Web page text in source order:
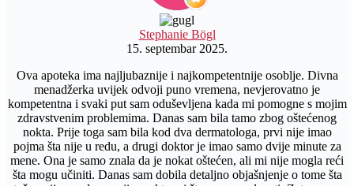
Stephanie Bögl
15. septembar 2025.
Ova apoteka ima najljubaznije i najkompetentnije osoblje. Divna
menadžerka uvijek odvoji puno vremena, nevjerovatno je
kompetentna i svaki put sam oduševljena kada mi pomogne s mojim
zdravstvenim problemima. Danas sam bila tamo zbog oštećenog
nokta. Prije toga sam bila kod dva dermatologa, prvi nije imao
pojma šta nije u redu, a drugi doktor je imao samo dvije minute za
mene. Ona je samo znala da je nokat oštećen, ali mi nije mogla reći
šta mogu učiniti. Danas sam dobila detaljno objašnjenje o tome šta